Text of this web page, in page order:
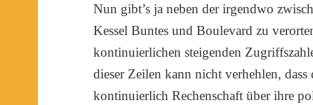
Nun gibt’s ja neben der irgendwo
Kessel Buntes und Boulevard zu
kontinuierlichen steigenden
dieser Zeilen kann nicht verhehlen,
kontinuierlich Rechenschaft über ihre